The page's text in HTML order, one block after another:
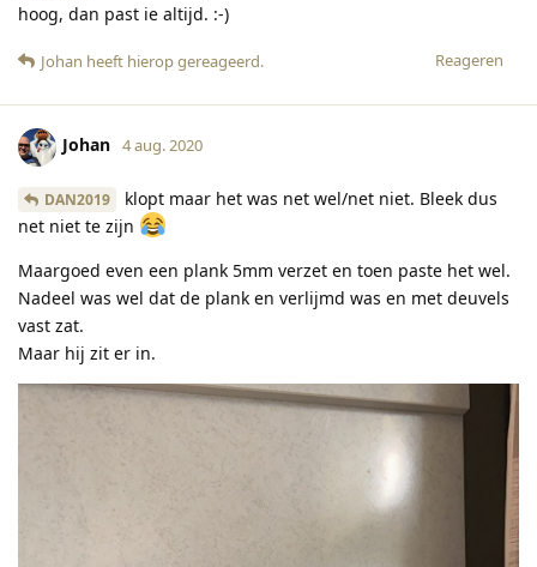
hoog, dan past ie altijd. :-)
Reageren
Johan heeft hierop gereageerd.
Johan 4 aug. 2020
DAN2019
klopt maar het was net wel/net niet. Bleek dus
net niet te zijn
Maargoed even een plank 5mm verzet en toen paste het wel.
Nadeel was wel dat de plank en verlijmd was en met deuvels
vast zat.
Maar hij zit er in.